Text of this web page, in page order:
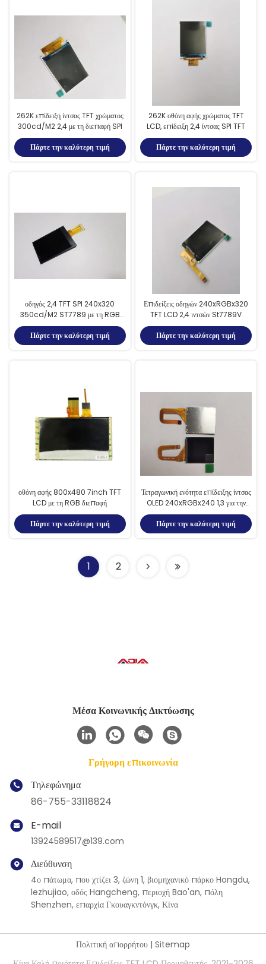
262K επίδειξη ίντσας TFT χρώματος
300cd/M2 2,4 με τη διεπαφή SPI
Πάρτε την καλύτερη τιμή
262K οθόνη αφής χρώματος TFT
LCD, επίδειξη 2,4 ίντσας SPI TFT
Πάρτε την καλύτερη τιμή
οδηγός 2,4 TFT SPI 240x320
350cd/M2 ST7789 με τη RGB
διεπαφή 6Bit
Πάρτε την καλύτερη τιμή
Επιδείξεις οδηγών 240xRGBx320
TFT LCD 2,4 ιντσών St7789V
Πάρτε την καλύτερη τιμή
οθόνη αφής 800x480 7inch TFT
LCD με τη RGB διεπαφή
Πάρτε την καλύτερη τιμή
Τετραγωνική ενότητα επίδειξης ίντσας
OLED 240xRGBx240 1,3 για την
έξυπνη οθόνη ρολογιών LCD
Πάρτε την καλύτερη τιμή
1 2
Μέσα Κοινωνικής Δικτύωσης
Γρήγορη επικοινωνία
Τηλεφώνημα
86-755-33118824
E-mail
13924589517@139.com
Διεύθυνση
4ο πάτωμα, που χτίζει 3, ζώνη 1, βιομηχανικό πάρκο Hongdu,
lezhujiao, οδός Hangcheng, περιοχή Bao'an, πόλη
Shenzhen, επαρχία Γκουαγκντόνγκ, Κίνα
Πολιτική απορρήτου | Sitemap